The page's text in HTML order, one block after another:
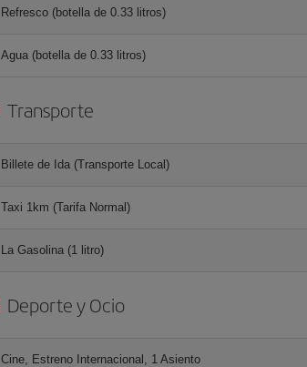
Refresco (botella de 0.33 litros)
Agua (botella de 0.33 litros)
Transporte
Billete de Ida (Transporte Local)
Taxi 1km (Tarifa Normal)
La Gasolina (1 litro)
Deporte y Ocio
Cine, Estreno Internacional, 1 Asiento